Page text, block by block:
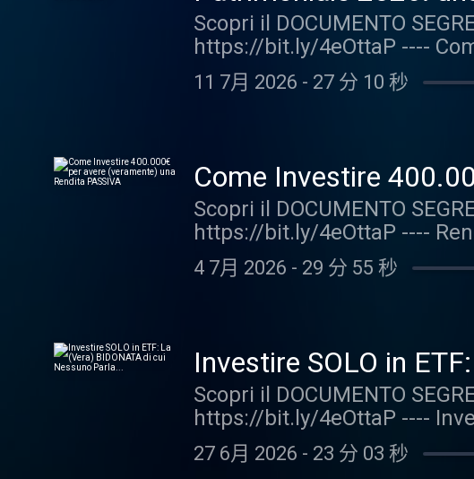
https://bit.ly/3ZHtAg2 —
ne pensi? +++
Investimenti" è una serie
dagli utenti ai nostri contatti
vengono esclusi dettagli
d'investimento e non
qualsiasi responsabilità
seguito della visione o
sessione gratuita con il
adatte a te: https://bit.ly/
Scopri il DOCUMENTO
https://bit.ly/4eOttaP ----
attacco? Giulia ci ha scritto
che sono circolate sui
proteggersi dalla
fare concretamente? 1.
Capire l'esposizione all'Italia
"Storie, Storielle e Storiacce
vengono letti i messaggi
reali ma anonimizzate
raccomandazione
professionale. La Affari
intraprese dai fruitori dei
FINE DISCLAIMER +++
guideremo nella scelta
11 7月 2026 - 27 分 10 秒
Come Investire
Scopri il DOCUMENTO
https://bit.ly/4eOttaP ----
investire 400.000 euro per
Antonino che ci ha dato la
passiva "Ti diamo il 5% al
problema della
con Attenzione! +++ "Storie,
Affari Miei in cui vengono
Le storie sono reali ma
risalire all'autore. Nel corso
4 7月 2026 - 29 分 55 秒
Investire SOLO in
Scopri il DOCUMENTO
https://bit.ly/4eOttaP ----
fregatura? Ci sono delle
capire se ci sono delle
27 6月 2026 - 23 分 03 秒